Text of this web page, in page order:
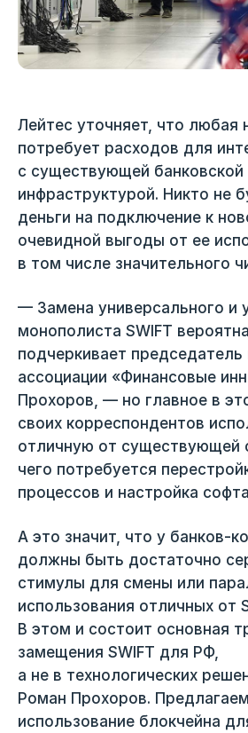
Лейтес уточняет, что любая
потребует расходов для
с существующей банковской
инфраструктурой. Никто не
деньги на подключение к
очевидной выгоды от ее
в том числе значительного
— Замена универсального и
монополиста SWIFT
подчеркивает председатель
ассоциации «Финансовые
Прохоров, — но главное в
своих корреспондентов
отличную от существующей
чего потребуется
процессов и настройка
А это значит, что у банков-
должны быть достаточно
стимулы для смены или
использования отличных от
В этом и состоит основная
замещения SWIFT для РФ,
а не в технологических
Роман Прохоров.
использование блокчейна